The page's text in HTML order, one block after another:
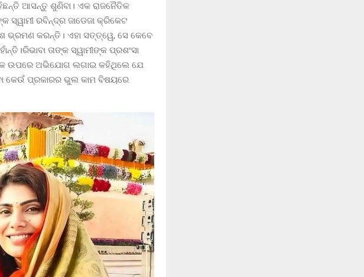
ଆସନ୍ତୁ ଶୁଣିବା। ଏକ ରାଜନୈତିକ
ସ୍ୱାମୀ ରବିନ୍ଦ୍ର ଜାଡେଜା କ୍ରିକେଟ
ଭ୍ରମଣ କରନ୍ତି। ଏହା ସତ୍ତ୍ୱେ, ସେ କେବେ
ତାଙ୍କ ସ୍ୱାମୀଙ୍କ ପ୍ରଶଂସା
ଉପରେ ଅଭିଯୋଗ ଲଗାଇ କହିଥିଲେ ଯେ
କେଉଁ ପ୍ରକାରର ଭୁଲ କାମ ବିଷୟରେ